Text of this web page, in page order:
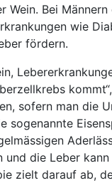
Wein. Bei
wie
fördern.
sofern man die
sogenannte
und die Leber
zielt darauf ab,